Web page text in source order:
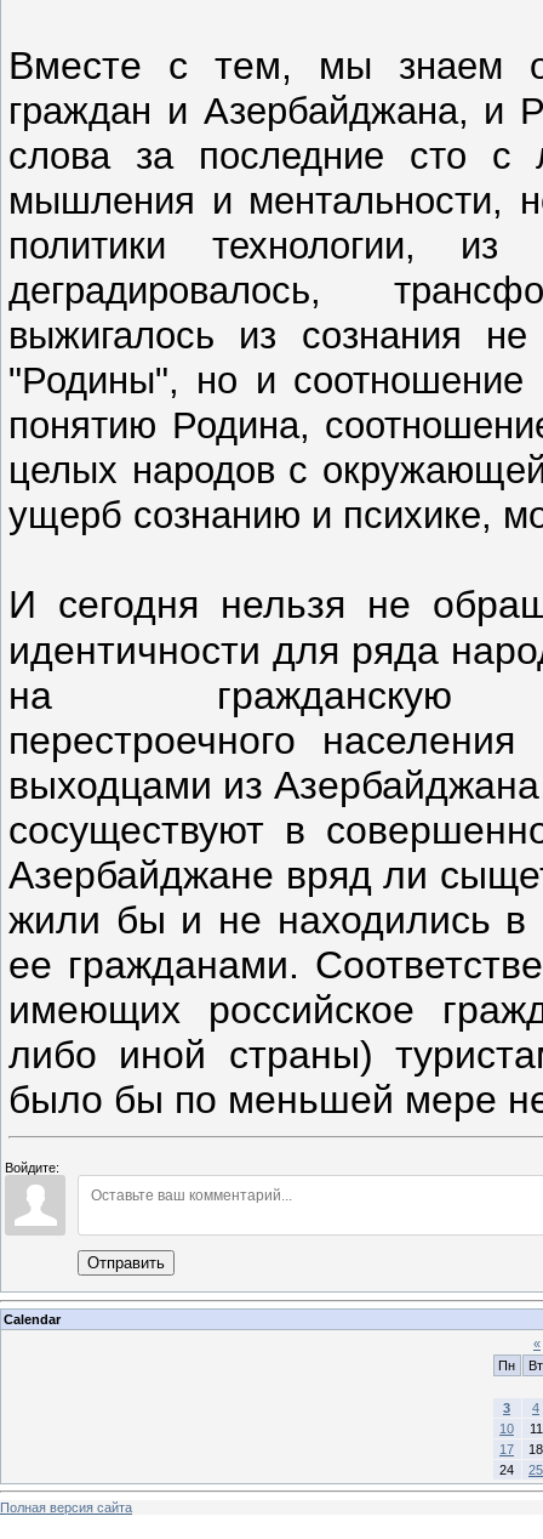
Вместе с тем, мы знаем о
граждан и Азербайджана, и
слова за последние сто
мышления и ментальности,
политики технологии,
деградировалось,
выжигалось из сознания не
"Родины", но и соотношение
понятию Родина,
целых народов с
ущерб сознанию и психике,
И сегодня нельзя не
идентичности для ряда
на гражданскую
перестроечного
выходцами из
сосуществуют в
Азербайджане вряд ли
жили бы и не находились в
ее гражданами.
имеющих российское
либо иной страны)
было бы по меньшей мере
Войдите:
Отправить
Calendar
«
Пн
Вт
3
4
10
11
17
18
24
25
Полная версия сайта